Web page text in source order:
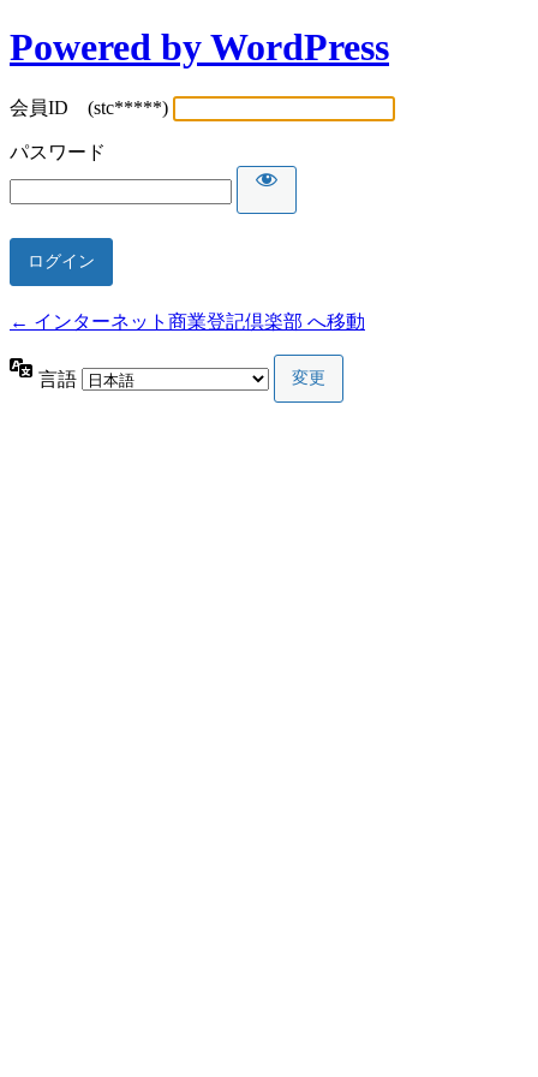
Powered by WordPress
会員ID (stc*****)
パスワード
← インターネット商業登記倶楽部 へ移動
言語